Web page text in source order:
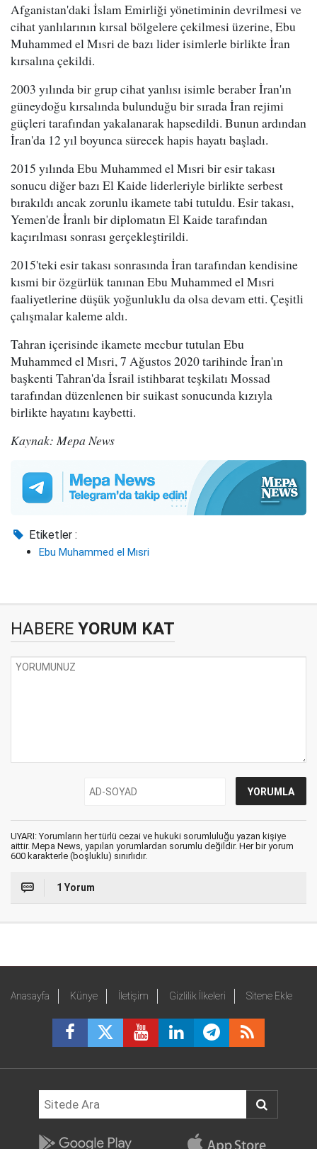
Afganistan'daki İslam Emirliği yönetiminin devrilmesi ve
cihat yanlılarının kırsal bölgelere çekilmesi üzerine, Ebu
Muhammed el Mısri de bazı lider isimlerle birlikte İran
kırsalına çekildi.
2003 yılında bir grup cihat yanlısı isimle beraber İran'ın
güneydoğu kırsalında bulunduğu bir sırada İran rejimi
güçleri tarafından yakalanarak hapsedildi. Bunun ardından
İran'da 12 yıl boyunca sürecek hapis hayatı başladı.
2015 yılında Ebu Muhammed el Mısri bir esir takası
sonucu diğer bazı El Kaide liderleriyle birlikte serbest
bırakıldı ancak zorunlu ikamete tabi tutuldu. Esir takası,
Yemen'de İranlı bir diplomatın El Kaide tarafından
kaçırılması sonrası gerçekleştirildi.
2015'teki esir takası sonrasında İran tarafından kendisine
kısmi bir özgürlük tanınan Ebu Muhammed el Mısri
faaliyetlerine düşük yoğunluklu da olsa devam etti. Çeşitli
çalışmalar kaleme aldı.
Tahran içerisinde ikamete mecbur tutulan Ebu
Muhammed el Mısri, 7 Ağustos 2020 tarihinde İran'ın
başkenti Tahran'da İsrail istihbarat teşkilatı Mossad
tarafından düzenlenen bir suikast sonucunda kızıyla
birlikte hayatını kaybetti.
Kaynak: Mepa News
Etiketler :
Ebu Muhammed el Mısri
HABERE YORUM KAT
UYARI: Yorumların her türlü cezai ve hukuki sorumluluğu yazan kişiye
aittir. Mepa News, yapılan yorumlardan sorumlu değildir. Her bir yorum
600 karakterle (boşluklu) sınırlıdır.
1 Yorum
Anasayfa Künye İletişim Gizlilik İlkeleri Sitene Ekle